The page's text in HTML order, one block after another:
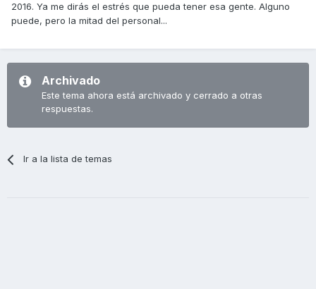
2016. Ya me dirás el estrés que pueda tener esa gente. Alguno
puede, pero la mitad del personal...
Archivado
Este tema ahora está archivado y cerrado a otras
respuestas.
Ir a la lista de temas